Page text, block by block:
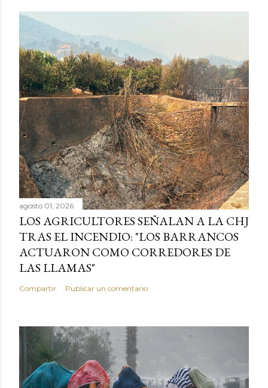
agosto 01, 2026
LOS AGRICULTORES SEÑALAN A LA CHJ
TRAS EL INCENDIO: "LOS BARRANCOS
ACTUARON COMO CORREDORES DE
LAS LLAMAS"
Compartir Publicar un comentario